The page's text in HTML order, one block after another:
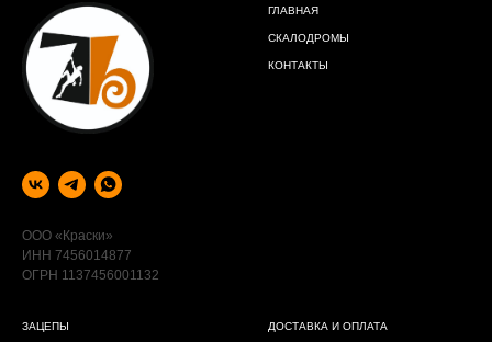
ООО «Краски»
ИНН 7456014877
ОГРН 1137456001132
ГЛАВНАЯ
СКАЛОДРОМЫ
КОНТАКТЫ
ЗАЦЕПЫ ДОСТАВКА И ОПЛАТА